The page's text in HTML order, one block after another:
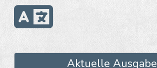
Aktuelle Ausgabe